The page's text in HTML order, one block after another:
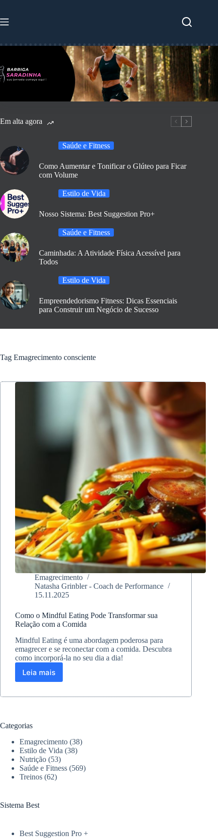
o
Em alta agora
Saúde e Fitness
Como Aumentar e Tonificar o Glúteo para Ficar
com Volume
Estilo de Vida
Nosso Sistema: Best Suggestion Pro+
Saúde e Fitness
Caminhada: A Atividade Física Acessível para
Todos
Estilo de Vida
Empreendedorismo Fitness: Dicas Essenciais
para Construir um Negócio de Sucesso
Tag Emagrecimento consciente
Emagrecimento
Natasha Grinbler - Coach de Performance
15.11.2025
Como o Mindful Eating Pode Transformar sua
Relação com a Comida
Mindful Eating é uma abordagem poderosa para
emagrecer e se reconectar com a comida. Descubra
como incorporá-la no seu dia a dia!
Leia mais
Como
Mindful
Relação
com
a
Comida
Categorias
Emagrecimento (38)
Estilo de Vida (38)
Nutrição (53)
Saúde e Fitness (569)
Treinos (62)
Sistema Best
Best Suggestion Pro +